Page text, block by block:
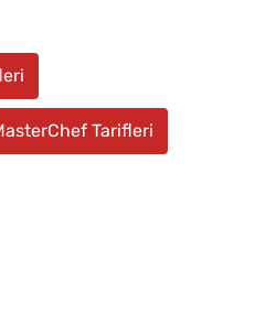
Tarifleri